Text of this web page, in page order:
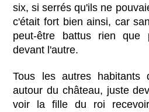
six, si serrés qu'ils ne
c'était fort bien ainsi, car
peut-être battus rien que
devant l'autre.
Tous les autres habitants
autour du château, juste
voir la fille du roi